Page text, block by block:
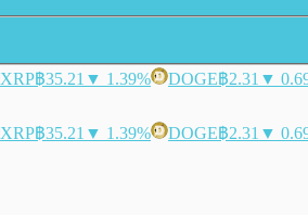
XRP฿35.21 ▼ 1.39% DOGE฿2.31 ▼
XRP฿35.21 ▼ 1.39% DOGE฿2.31 ▼